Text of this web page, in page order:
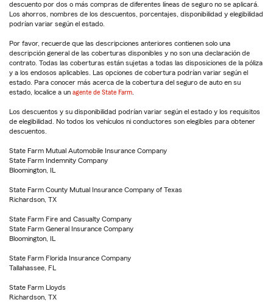
descuento por dos o más compras de diferentes líneas de seguro no se aplicará.
Los ahorros, nombres de los descuentos, porcentajes, disponibilidad y elegibilidad
podrían variar según el estado.
Por favor, recuerde que las descripciones anteriores contienen solo una
descripción general de las coberturas disponibles y no son una declaración de
contrato. Todas las coberturas están sujetas a todas las disposiciones de la póliza
y a los endosos aplicables. Las opciones de cobertura podrían variar según el
estado. Para conocer más acerca de la cobertura del seguro de auto en su
estado, localice a un agente de State Farm
Los descuentos y su disponibilidad podrían variar según el estado y los requisitos
de elegibilidad. No todos los vehículos ni conductores son elegibles para obtener
descuentos.
State Farm Mutual Automobile Insurance Company
State Farm Indemnity Company
Bloomington, IL
State Farm County Mutual Insurance Company of Texas
Richardson, TX
State Farm Fire and Casualty Company
State Farm General Insurance Company
Bloomington, IL
State Farm Florida Insurance Company
Tallahassee, FL
State Farm Lloyds
Richardson, TX